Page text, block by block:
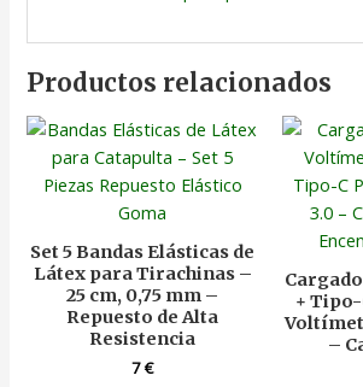
Productos relacionados
Set 5 Bandas Elásticas de
Látex para Tirachinas –
25 cm, 0,75 mm –
Repuesto de Alta
Resistencia
7€
+ Tipo-
–